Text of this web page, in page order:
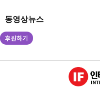
동영상뉴스
후원하기